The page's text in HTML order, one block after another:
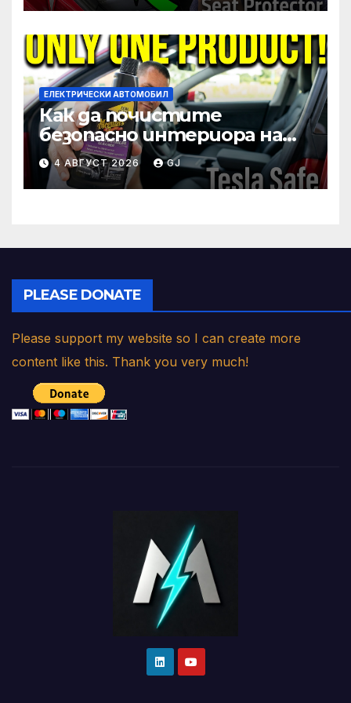
ЕЛЕКТРИЧЕСКИ АВТОМОБИЛ
Как да почистите
безопасно интериора на
Tesla (седалки, волан,
екран)
4 АВГУСТ 2026 GJ
PLEASE DONATE
Please support my website so I can create more
content like this. Thank you very much!